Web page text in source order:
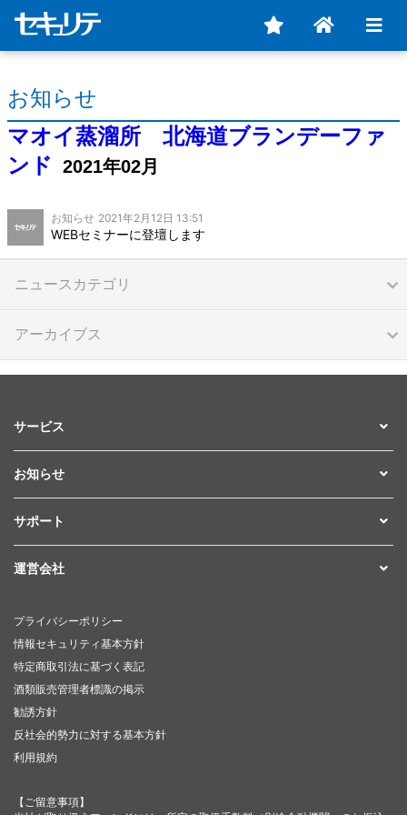
お知らせ
マオイ蒸溜所 北海道ブランデーファ
ンド
2021年02月
お知らせ 2021年2月12日 13:51
WEBセミナーに登壇します
ニュースカテゴリ
アーカイブス
サービス
お知らせ
サポート
運営会社
プライバシーポリシー
情報セキュリティ基本方針
特定商取引法に基づく表記
酒類販売管理者標識の掲示
勧誘方針
反社会的勢力に対する基本方針
利用規約
【ご留意事項】